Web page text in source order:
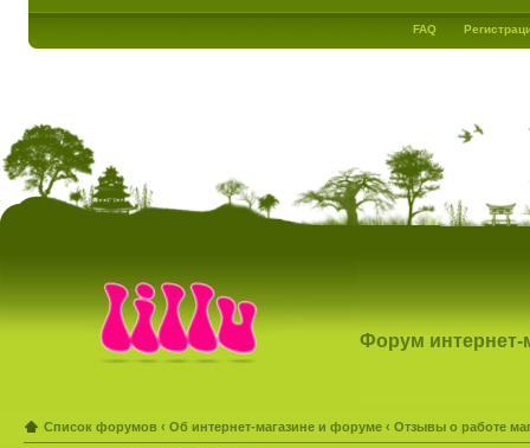
FAQ
Форум интернет-
Список форумов ‹ Об интернет-магазине и форуме ‹ Отзывы о работе